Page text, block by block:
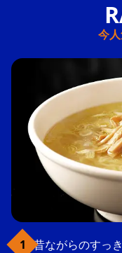
今
昔ながらのすっ